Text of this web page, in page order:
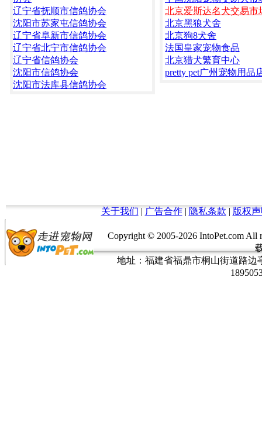
辽宁省抚顺市信鸽协会
沈阳市苏家屯信鸽协会
辽宁省阜新市信鸽协会
辽宁省北宁市信鸽协会
辽宁省信鸽协会
沈阳市信鸽协会
沈阳市法库县信鸽协会
北京爱斯达名犬交易市
北京黑狼犬舍
北京狗8犬舍
法国皇家宠物食品
北京猎犬繁育中心
pretty pet广州宠物用品
关于我们 | 广告合作| 隐私条款 | 版权
Copyright © 2005-2026 IntoPet.com
地址：福建省福鼎市桐山街道路边